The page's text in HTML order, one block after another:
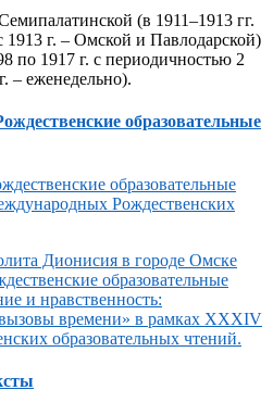
(в 1911–1913 гг.
г. – Омской и Павлодарской)
по 1917 г. с периодичностью 2
– еженедельно).
образовательные
Дионисия в городе Омске
образовательные
и нравственность:
времени» в рамках XXXIV
образовательных чтений.